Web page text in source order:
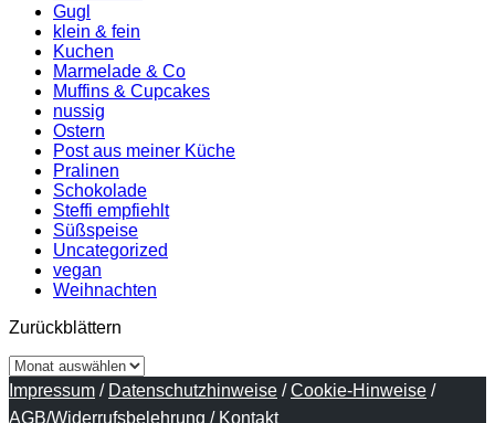
Gugl
klein & fein
Kuchen
Marmelade & Co
Muffins & Cupcakes
nussig
Ostern
Post aus meiner Küche
Pralinen
Schokolade
Steffi empfiehlt
Süßspeise
Uncategorized
vegan
Weihnachten
Zurückblättern
Zurückblättern
Impressum / Datenschutzhinweise /Cookie-Hinweise /
AGB/Widerrufsbelehrung / Kontakt